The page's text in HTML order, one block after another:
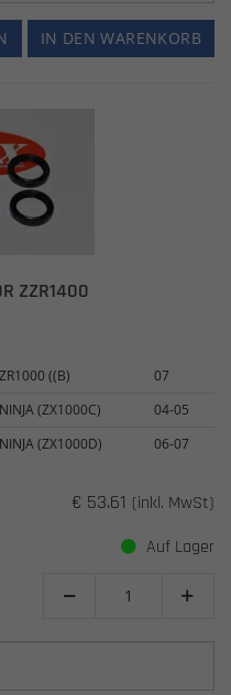
IN DEN WARENKORB
ZZR1400
((B)
07
(ZX1000C)
04-05
(ZX1000D) 06-07
€ 53.61 (inkl. MwSt)
Auf Lager
 